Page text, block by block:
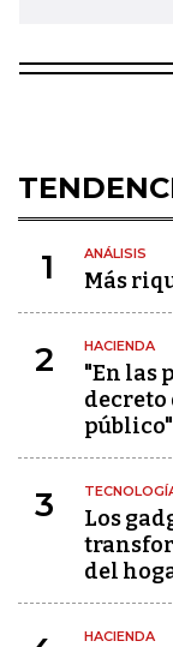
1 ANÁLISIS
Más
2 HACIENDA
"En las
decreto
público"
3
Los
del
HACIENDA